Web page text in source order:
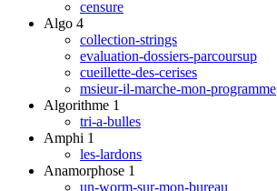
censure
Algo 4
collection-strings
evaluation-dossiers-parcoursup
cueillette-des-cerises
msieur-il-marche-mon-programme
Algorithme 1
tri-a-bulles
Amphi 1
les-lardons
Anamorphose 1
un-worm-sur-mon-bureau